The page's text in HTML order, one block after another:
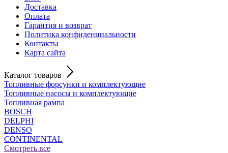
Доставка
Оплата
Гарантия и возврат
Политика конфиденциальности
Контакты
Карта сайта
Каталог товаров
Топливные форсунки и комплектующие
Топливные насосы и комплектующие
Топливная рампа
BOSCH
DELPHI
DENSO
CONTINENTAL
Смотреть все